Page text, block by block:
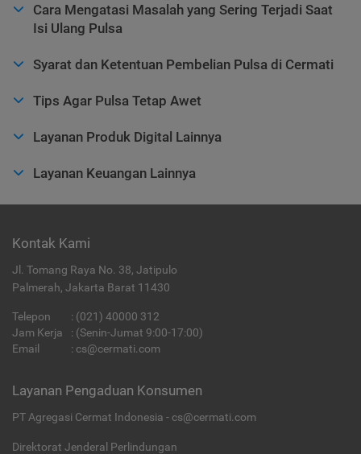
Cara Mengatasi Masalah yang Sering Terjadi Saat
Isi Ulang Pulsa
Syarat dan Ketentuan Pembelian Pulsa di Cermati
Tips Agar Pulsa Tetap Awet
Layanan Produk Digital Lainnya
Layanan Keuangan Lainnya
Kontak Kami
Jl. Tomang Raya No. 38, Jatipulo
Palmerah, Jakarta Barat 11430
Telepon : (021) 40000 312
Jam Kerja
: (Senin-Jumat 9:00-17:00)
Email
: cs@cermati.com
Layanan Pengaduan Konsumen
PT Agregasi Cermat Indonesia - cs@cermati.com
Direktorat Jenderal Perlindungan